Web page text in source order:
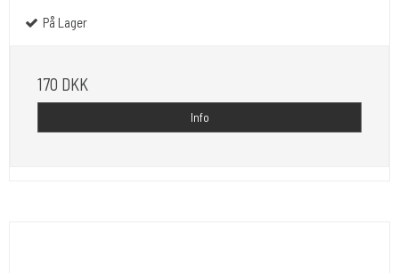
På Lager
170 DKK
Info